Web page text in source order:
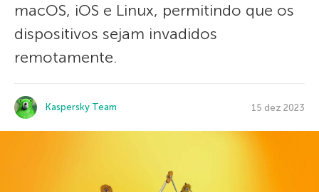
macOS, iOS e Linux, permitindo que os
dispositivos sejam invadidos
remotamente.
Kaspersky Team 15 dez 2023